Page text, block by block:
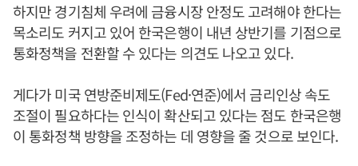
하지만 경기침체 우려에 금융시장 안정도 고려해야 한다는
목소리도 커지고 있어 한국은행이 내년 상반기를 기점으로
통화정책을 전환할 수 있다는 의견도 나오고 있다.
게다가 미국 연방준비제도(Fed·연준)에서 금리인상 속도
조절이 필요하다는 인식이 확산되고 있다는 점도 한국은행
이 통화정책 방향을 조정하는 데 영향을 줄 것으로 보인다.